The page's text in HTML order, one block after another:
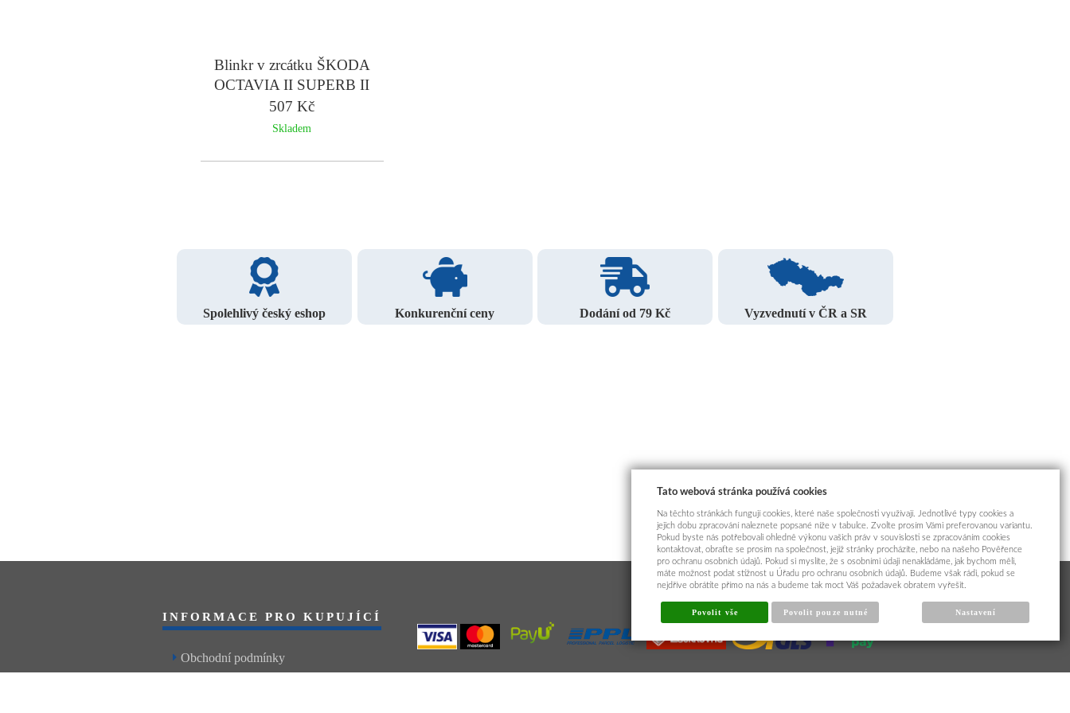
Blinkr v zrcátku ŠKODA
OCTAVIA II SUPERB II
- levý
507 Kč
Skladem
Spolehlivý český eshop Konkurenční ceny Dodání od 79 Kč Vyzvednutí v ČR a SR
INFORMACE PRO KUPUJÍCÍ
Obchodní podmínky
Tato webová stránka používá cookies
Na těchto stránkách fungují cookies, které naše společnosti využívají. Jednotlivé typy cookies a
jejich dobu zpracování naleznete popsané níže v tabulce. Zvolte prosím Vámi preferovanou variantu.
Pokud byste nás potřebovali ohledně výkonu vašich práv v souvislosti se zpracováním cookies
kontaktovat, obraťte se prosím na společnost, jejíž stránky procházíte, nebo na našeho Pověřence
pro ochranu osobních údajů. Pokud si myslíte, že s osobními údaji nenakládáme, jak bychom měli,
máte možnost podat stížnost u Úřadu pro ochranu osobních údajů. Budeme však rádi, pokud se
nejdříve obrátíte přímo na nás a budeme tak moct Váš požadavek obratem vyřešit.
Povolit vše Povolit pouze nutné Nastavení